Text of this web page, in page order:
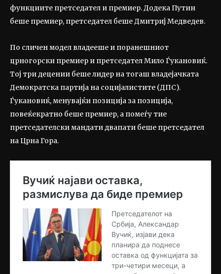
функциите претседател и премиер. Додека Путин
беше премиер, претседател беше Дмитриј Медведев.
По сличен модел владееше и поранешниот
црногорски премиер и претседател Мило Ѓукановиќ.
Тој три децении беше лидер на тогаш владејачката
Демократска партија на социјалистите (ДПС).
Ѓукановиќ, менувајќи позиција за позиција,
повеќекратно беше премиер, а помеѓу тие
претседателски мандати двапати беше претседател
на Црна Гора.